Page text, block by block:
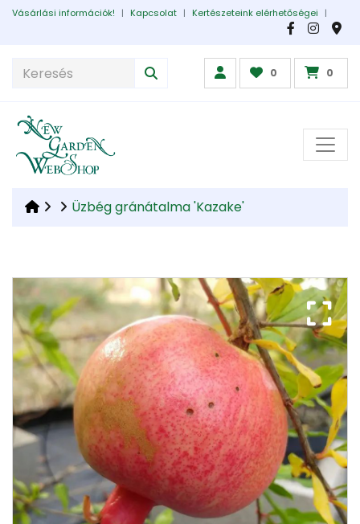
Vásárlási információk! | Kapcsolat | Kertészeteink elérhetőségei |
0 0
Üzbég gránátalma 'Kazake'